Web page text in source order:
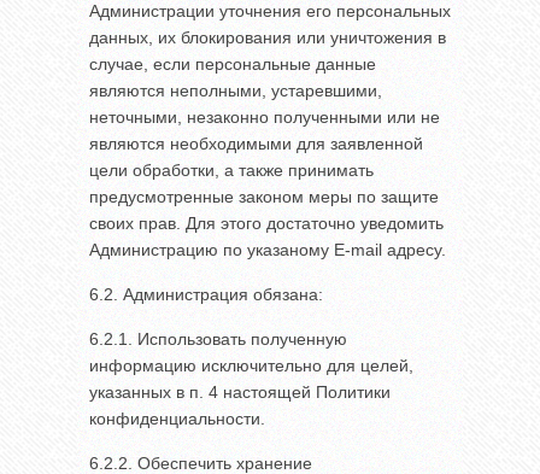
Администрации уточнения его персональных
данных, их блокирования или уничтожения в
случае, если персональные данные
являются неполными, устаревшими,
неточными, незаконно полученными или не
являются необходимыми для заявленной
цели обработки, а также принимать
предусмотренные законом меры по защите
своих прав. Для этого достаточно уведомить
Администрацию по указаному E-mail адресу.
6.2. Администрация обязана:
6.2.1. Использовать полученную
информацию исключительно для целей,
указанных в п. 4 настоящей Политики
конфиденциальности.
6.2.2. Обеспечить хранение